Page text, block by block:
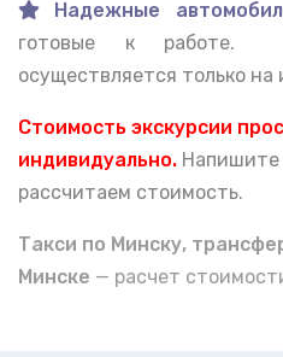
Надежные
готовые к работе.
осуществляется только на
Стоимость экскурсии
индивидуально. Напишите
рассчитаем стоимость.
Такси по Минску,
Минске — расчет